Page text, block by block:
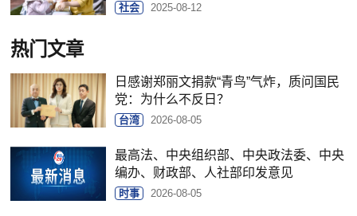
社会 2025-08-12
热门文章
日感谢郑丽文捐款“青鸟”气炸，质问国民
党：为什么不反日？
台湾 2026-08-05
最高法、中央组织部、中央政法委、中央
编办、财政部、人社部印发意见
时事 2026-08-05